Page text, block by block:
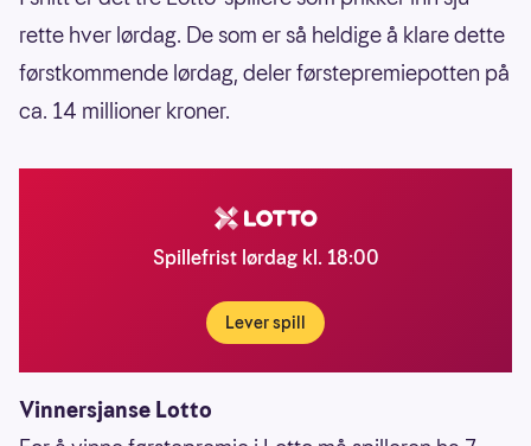
rette hver lørdag. De som er så heldige å klare dette
førstkommende lørdag, deler førstepremiepotten på
ca. 14 millioner kroner.
Spillefrist lørdag kl. 18:00
Lever spill
Vinnersjanse Lotto